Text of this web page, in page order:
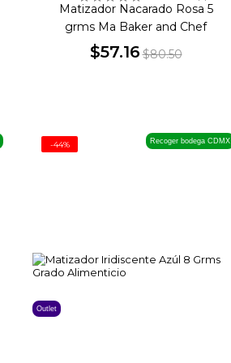
Matizador Nacarado Rosa 5
grms Ma Baker and Chef
$57.16$80.50
Outlet
Recoger bodega CDMX
-44%